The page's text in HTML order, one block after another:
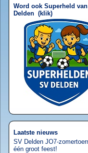
Word ook Superheld van
Delden (klik)
Laatste nieuws
SV Delden JO7-
één groot feest!